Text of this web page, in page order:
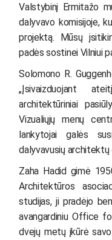
Valstybinį Ermitažo
dalyvavo komisijoje,
projektą. Mūsų
padės sostinei Vilniui
Solomono R.
„Įsivaizduojant
architektūriniai
Vizualiųjų menų
lankytojai galės
dalyvavusių architektų
Zaha Hadid gimė
Architektūros
studijas, ji pradėjo
avangardiniu Office
dvejų metų įkūrė